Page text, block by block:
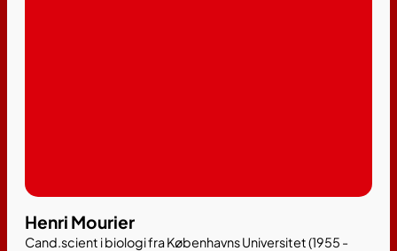
Henri Mourier
Cand.scient i biologi fra Københavns Universitet (1955 -